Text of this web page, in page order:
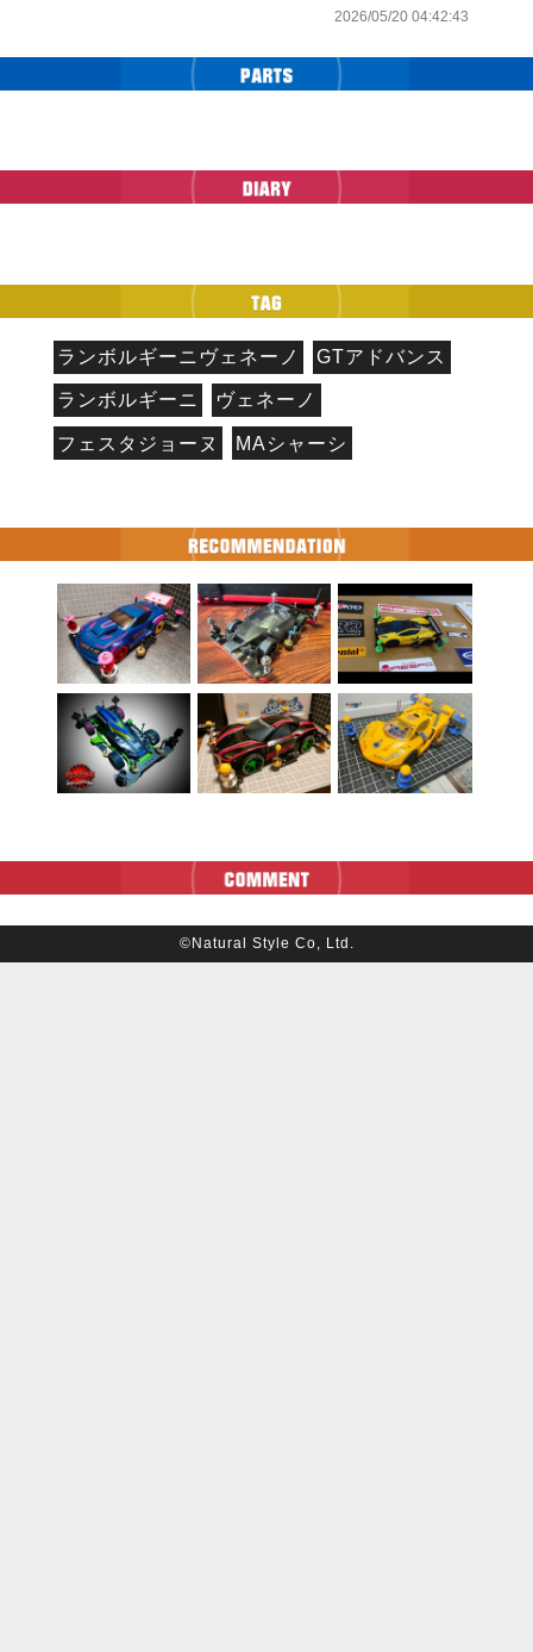
2026/05/20 04:42:43
ランボルギーニヴェネーノ GTアドバンス
ランボルギーニ ヴェネーノ
フェスタジョーヌ MAシャーシ
©Natural Style Co, Ltd.